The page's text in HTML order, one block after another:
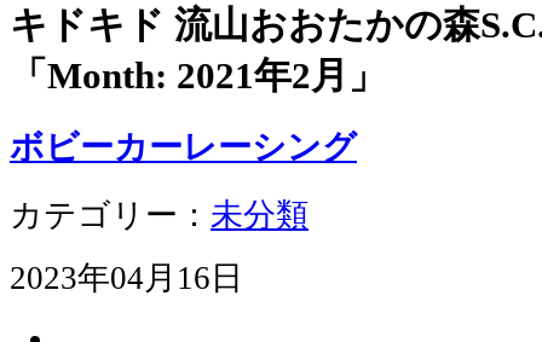
キドキド 流山おおたかの森
「Month: 2021年2月 」
ボビーカーレーシング
カテゴリー： 未分類
2023年04月16日